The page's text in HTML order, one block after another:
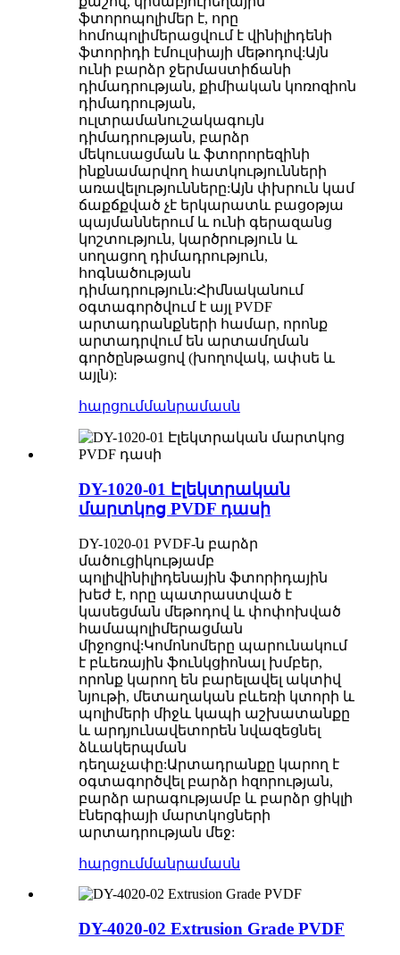
ֆտորոպոլիմեր է, որը
հոմոպոլիմերացվում է վինիլիդենի
ֆտորիդի էմուլսիայի մեթոդով:Այն
ունի բարձր ջերմաստիճանի
դիմադրության, քիմիական կոռոզիոն
դիմադրության,
ուլտրամանուշակագույն
դիմադրության, բարձր
մեկուսացման և ֆտորորեզինի
ինքնամարվող հատկությունների
առավելությունները:Այն փխրուն կամ
ճաքճքված չէ երկարատև բացօթյա
պայմաններում և ունի գերազանց
կոշտություն, կարծրություն և
սողացող դիմադրություն,
հոգնածության
դիմադրություն:Հիմնականում
օգտագործվում է այլ PVDF
արտադրանքների համար, որոնք
արտադրվում են արտամղման
գործընթացով (խողովակ, ափսե և
այլն):
հարցումմանրամասն
DY-1020-01 Էլեկտրական
մարտկոց PVDF դասի
DY-1020-01 PVDF-ն բարձր
մածուցիկությամբ
պոլիվինիլիդենային ֆտորիդային
խեժ է, որը պատրաստված է
կասեցման մեթոդով և փոփոխված
համապոլիմերացման
միջոցով:Կոմոնոմերը պարունակում
է բևեռային ֆունկցիոնալ խմբեր,
որոնք կարող են բարելավել ակտիվ
նյութի, մետաղական բևեռի կտորի և
պոլիմերի միջև կապի աշխատանքը
և արդյունավետորեն նվազեցնել
ձևակերպման
դեղաչափը:Արտադրանքը կարող է
օգտագործվել բարձր հզորության,
բարձր արագությամբ և բարձր ցիկլի
էներգիայի մարտկոցների
արտադրության մեջ:
հարցումմանրամասն
DY-4020-02 Extrusion Grade PVDF